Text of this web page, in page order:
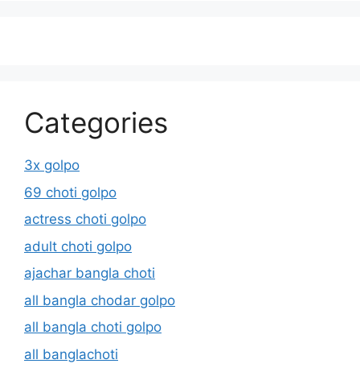
Categories
3x golpo
69 choti golpo
actress choti golpo
adult choti golpo
ajachar bangla choti
all bangla chodar golpo
all bangla choti golpo
all banglachoti